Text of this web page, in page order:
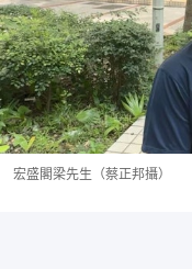
宏盛閣梁先生（蔡正邦攝）